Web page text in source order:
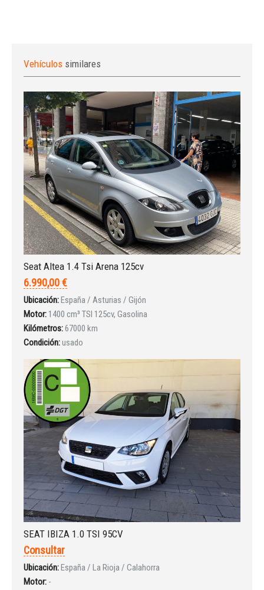
Iniciar sesión
Vehículos similares
Seat Altea 1.4 Tsi Arena 125cv
6.990,00 €
Ubicación: España / Asturias / Gijón
Motor: 1400 cm³ TSI 125cv, Gasolina
Kilómetros:67000 km
Condición:usado
SEAT IBIZA 1.0 TSI 95CV
Consultar
Ubicación: España / La Rioja / Calahorra
Motor: -